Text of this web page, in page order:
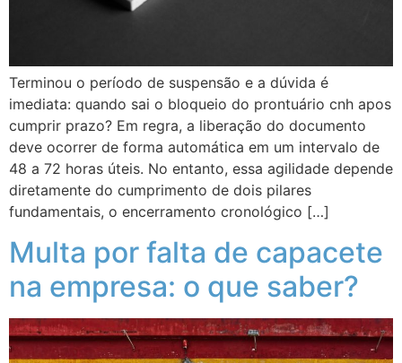
Terminou o período de suspensão e a dúvida é
imediata: quando sai o bloqueio do prontuário cnh apos
cumprir prazo? Em regra, a liberação do documento
deve ocorrer de forma automática em um intervalo de
48 a 72 horas úteis. No entanto, essa agilidade depende
diretamente do cumprimento de dois pilares
fundamentais, o encerramento cronológico […]
Multa por falta de capacete
na empresa: o que saber?